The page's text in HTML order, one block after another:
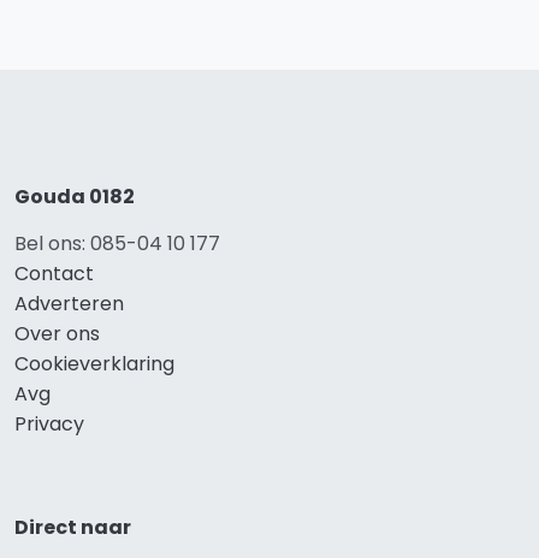
Gouda 0182
Bel ons: 085-04 10 177
Contact
Adverteren
Over ons
Cookieverklaring
Avg
Privacy
Direct naar